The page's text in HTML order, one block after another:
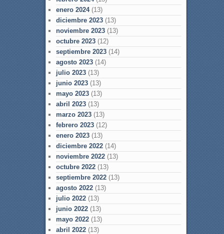
enero 2024(13)
diciembre 2023(13)
noviembre 2023(13)
octubre 2023(12)
septiembre 2023(14)
agosto 2023(14)
julio 2023(13)
junio 2023(13)
mayo 2023(13)
abril 2023(13)
marzo 2023(13)
febrero 2023(12)
enero 2023(13)
diciembre 2022(14)
noviembre 2022(13)
octubre 2022(13)
septiembre 2022(13)
agosto 2022(13)
julio 2022(13)
junio 2022(13)
mayo 2022(13)
abril 2022(13)